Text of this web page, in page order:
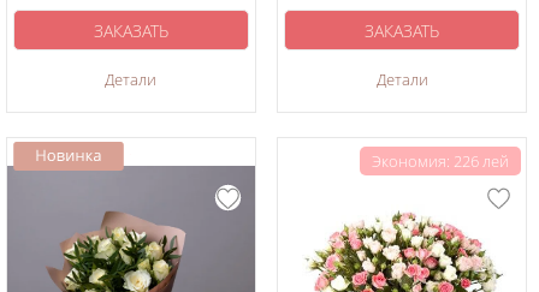
Детали
ЗАКАЗАТЬ
Детали
ЗАКАЗАТЬ
Экономия: 226 лей